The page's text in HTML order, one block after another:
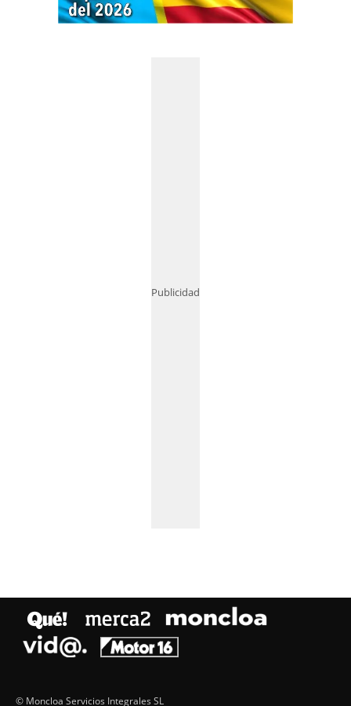
Publicidad
© Moncloa Servicios Integrales SL